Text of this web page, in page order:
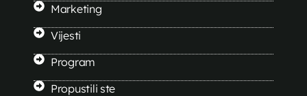
Marketing
Vijesti
Program
Propustili ste